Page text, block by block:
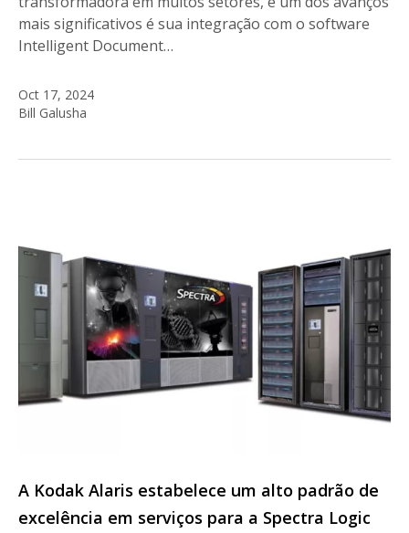
mais significativos é sua integração com o software
Intelligent Document…
Oct 17, 2024
Bill Galusha
A Kodak Alaris estabelece um alto padrão de
excelência em serviços para a Spectra Logic